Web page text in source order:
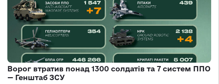
Ворог втратив понад 1300 солдатів та 7 систем ППО
— Генштаб ЗСУ